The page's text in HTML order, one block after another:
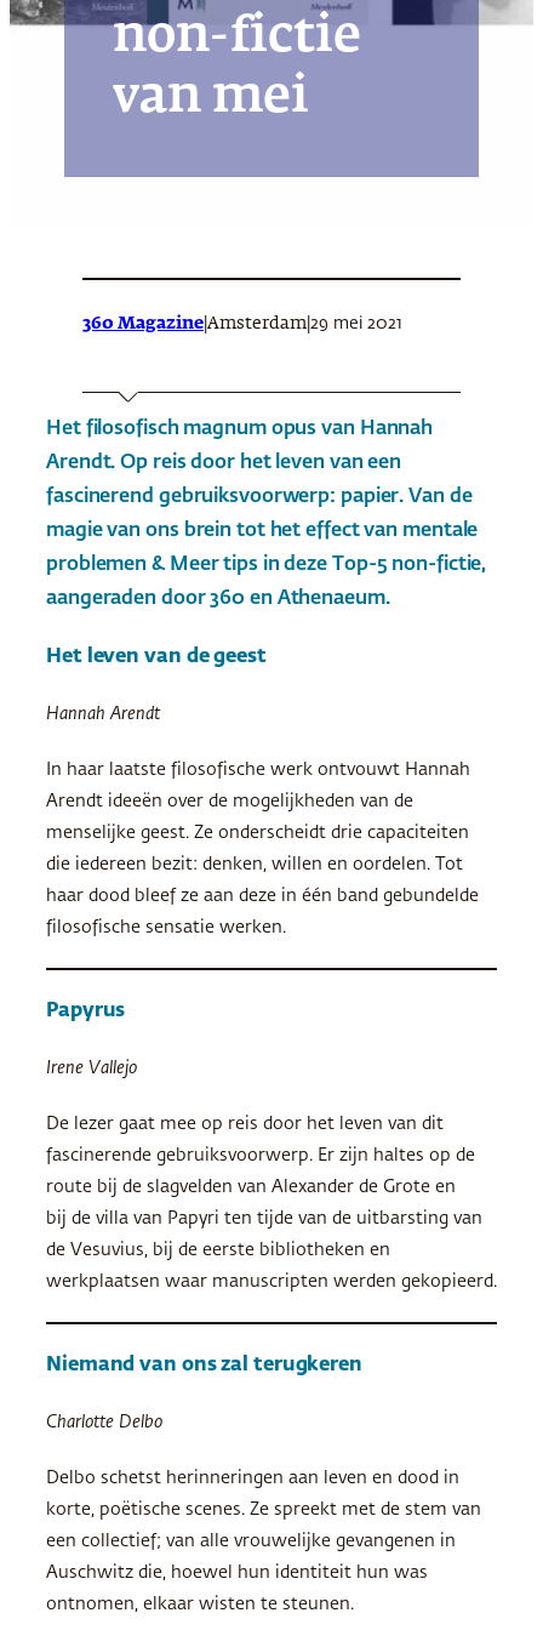
non-fictie
van mei
360 Magazine Amsterdam 29 mei 2021
Het filosofisch magnum opus van Hannah
Arendt. Op reis door het leven van een
fascinerend gebruiksvoorwerp: papier. Van de
magie van ons brein tot het effect van mentale
problemen & Meer tips in deze Top-5 non-fictie,
aangeraden door 360 en Athenaeum.
Het leven van de geest
Hannah Arendt
In haar laatste filosofische werk ontvouwt Hannah
Arendt ideeën over de mogelijkheden van de
menselijke geest. Ze onderscheidt drie capaciteiten
die iedereen bezit: denken, willen en oordelen. Tot
haar dood bleef ze aan deze in één band gebundelde
filosofische sensatie werken.
Papyrus
Irene Vallejo
De lezer gaat mee op reis door het leven van dit
fascinerende gebruiksvoorwerp. Er zijn haltes op de
route bij de slagvelden van Alexander de Grote en
bij de villa van Papyri ten tijde van de uitbarsting van
de Vesuvius, bij de eerste bibliotheken en
werkplaatsen waar manuscripten werden gekopieerd.
Niemand van ons zal terugkeren
Charlotte Delbo
Delbo schetst herinneringen aan leven en dood in
korte, poëtische scenes. Ze spreekt met de stem van
een collectief; van alle vrouwelijke gevangenen in
Auschwitz die, hoewel hun identiteit hun was
ontnomen, elkaar wisten te steunen.